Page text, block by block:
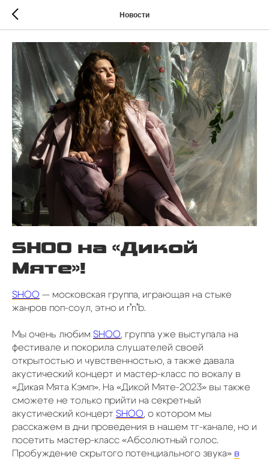
Новости
SHOO на «Дикой
Мяте»!
SHOO — московская группа, играющая на стыке
жанров поп-соул, этно и r’n’b.
Мы очень любим SHOO, группа уже выступала на
фестивале и покорила слушателей своей
открытостью и чувственностью, а также давала
акустический концерт и мастер-класс по вокалу в
«Дикая Мята Кэмп». На «Дикой Мяте-2023» вы также
сможете не только прийти на секретный
акустический концерт SHOO, о котором мы
расскажем в дни проведения в нашем тг-канале, но и
посетить мастер-класс «Абсолютный голос.
Пробуждение скрытого потенциального звука» в